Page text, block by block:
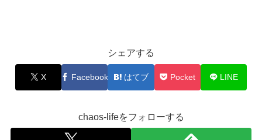
シェアする
X Facebook はてブ Pocket LINE
chaos-lifeをフォローする